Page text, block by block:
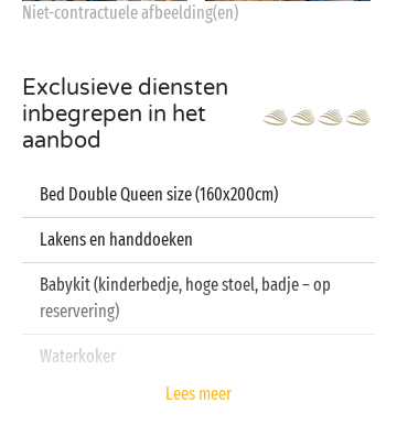
Niet-contractuele afbeelding(en)
Exclusieve diensten
inbegrepen in het
aanbod
Bed Double Queen size (160x200cm)
Lakens en handdoeken
Babykit (kinderbedje, hoge stoel, badje – op
reservering)
Waterkoker
Lees meer